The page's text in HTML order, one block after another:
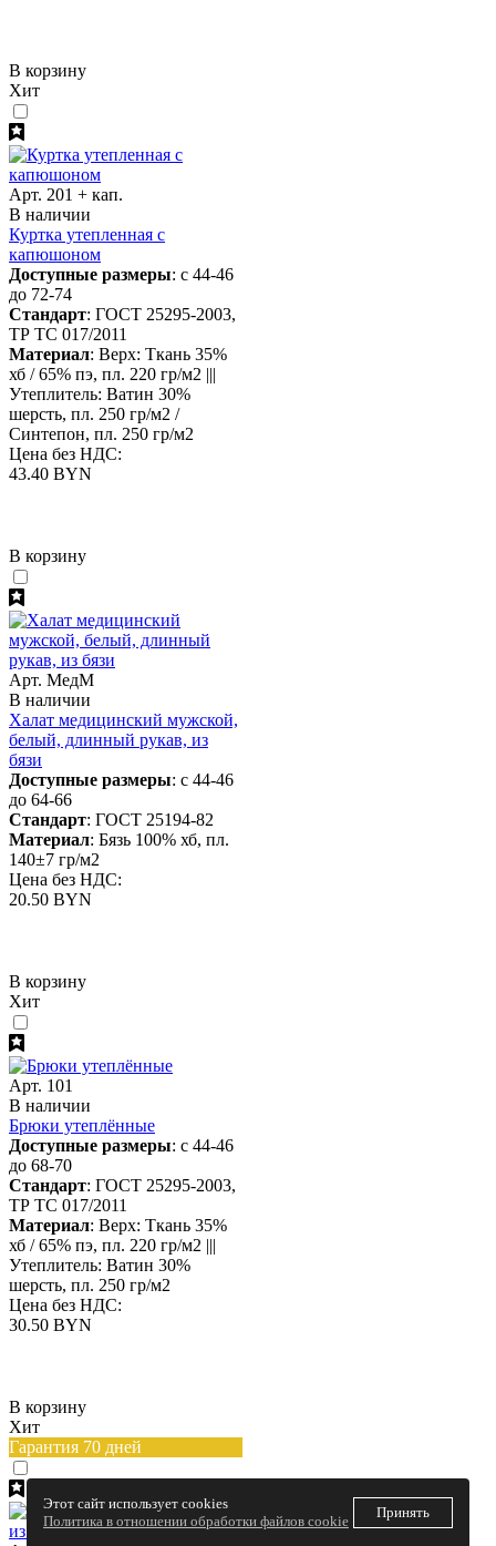
В корзину
Хит
Арт. 201 + кап.
В наличии
Куртка утепленная с
капюшоном
Доступные размеры: с 44-46
до 72-74
Стандарт: ГОСТ 25295-2003,
ТР ТС 017/2011
Материал: Верх: Ткань 35%
хб / 65% пэ, пл. 220 гр/м2 |||
Утеплитель: Ватин 30%
шерсть, пл. 250 гр/м2 /
Синтепон, пл. 250 гр/м2
Цена без НДС:
43.40 BYN
В корзину
Арт. МедМ
В наличии
Халат медицинский мужской,
белый, длинный рукав, из
бязи
Доступные размеры: с 44-46
до 64-66
Стандарт: ГОСТ 25194-82
Материал: Бязь 100% хб, пл.
140±7 гр/м2
Цена без НДС:
20.50 BYN
В корзину
Хит
Арт. 101
В наличии
Брюки утеплённые
Доступные размеры: с 44-46
до 68-70
Стандарт: ГОСТ 25295-2003,
ТР ТС 017/2011
Материал: Верх: Ткань 35%
хб / 65% пэ, пл. 220 гр/м2 |||
Утеплитель: Ватин 30%
шерсть, пл. 250 гр/м2
Цена без НДС:
30.50 BYN
В корзину
Хит
Гарантия 70 дней
Этот сайт использует cookies
Политика в отношении обработки файлов cookie
Принять